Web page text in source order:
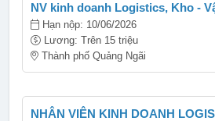
NV kinh doanh Logistics, Kho -
Hạn nộp: 10/06/2026
Lương: Trên 15 triệu
Thành phố Quảng Ngãi
NHÂN VIÊN KINH DOANH